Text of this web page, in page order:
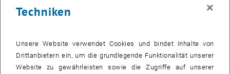
Techniken
×
Unsere Website verwendet Cookies und bindet Inhalte von
Drittanbietern ein, um die grundlegende Funktionalität unserer
Website zu gewährleisten sowie die Zugriffe auf unserer